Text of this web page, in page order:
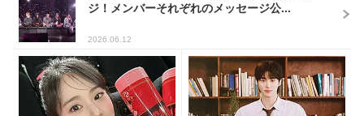
ジ！メンバーそれぞれのメッセージ公...
2026.06.12